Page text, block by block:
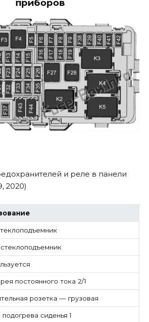
приборов
и реле в панели
2020)
постоянного тока 2/1
розетка — грузовая
сиденья 1